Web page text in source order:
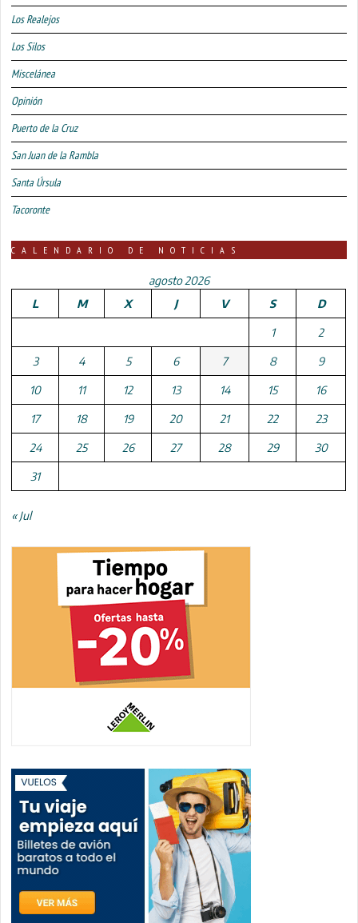
Los Realejos
Los Silos
Miscelánea
Opinión
Puerto de la Cruz
San Juan de la Rambla
Santa Úrsula
Tacoronte
CALENDARIO DE NOTICIAS
agosto 2026
L
M X J V S D
1 2
3 4 5 6 7 8 9
10 11 12 13 14 15 16
17 18 19 20 21 22 23
24 25 26 27 28 29 30
31
« Jul